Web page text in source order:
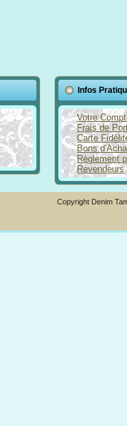
Infos
Votre
Frais de
Carte
Bons
Règlement
Revendeurs
Copyright Denim